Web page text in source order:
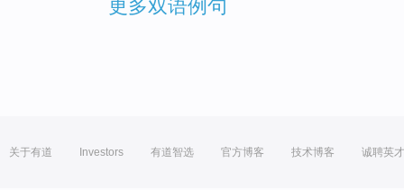
更多双语例句
关于有道 Investors 有道智选 官方博客 技术博客 诚聘英才